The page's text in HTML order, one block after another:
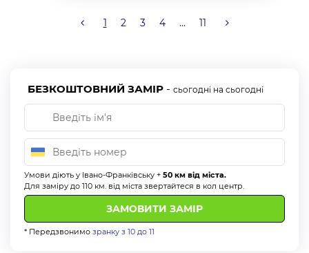
1 2 3 4 ... 11
БЕЗКОШТОВНИЙ ЗАМІР - сьогодні на сьогодні
Умови діють у Івано-Франківську + 50 км від міста.
Для заміру до 110 км. від міста звертайтеся в кол центр.
* Передзвонимо зранку з 10 до 11